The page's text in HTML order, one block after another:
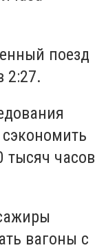
поезд
2:27.
тысяч часов
вагоны с